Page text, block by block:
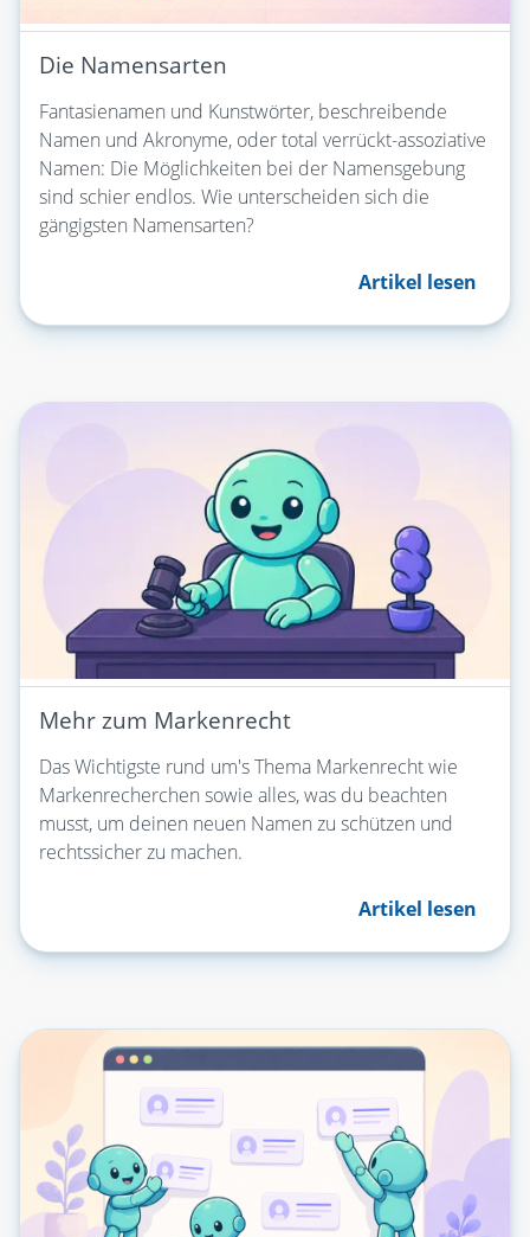
Die Namensarten
Fantasienamen und Kunstwörter, beschreibende
Namen und Akronyme, oder total verrückt-assoziative
Namen: Die Möglichkeiten bei der Namensgebung
sind schier endlos. Wie unterscheiden sich die
gängigsten Namensarten?
Artikel lesen
Mehr zum Markenrecht
Das Wichtigste rund um's Thema Markenrecht wie
Markenrecherchen sowie alles, was du beachten
musst, um deinen neuen Namen zu schützen und
rechtssicher zu machen.
Artikel lesen